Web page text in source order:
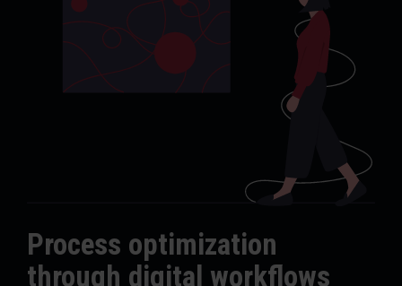
Process optimization
through digital workflows